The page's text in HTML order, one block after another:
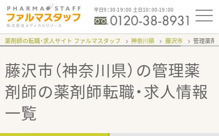
平日9：30-19：00 土日10：00-19：00
薬剤師の転職・求人サイト ファルマスタッフ 神奈川県 藤沢市 管理薬
藤沢市（神奈川県）の管理薬
剤師の薬剤師転職・求人情報
一覧